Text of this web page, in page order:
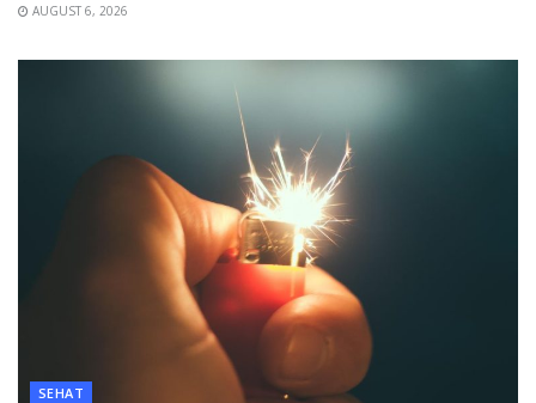
AUGUST 6, 2026
SEHAT